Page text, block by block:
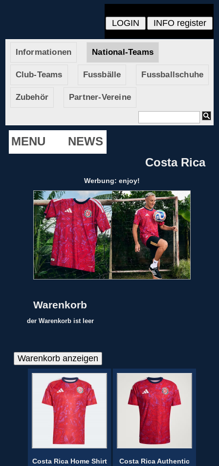
Informationen National-Teams
Club-Teams Fussbälle Fussballschuhe
Zubehör Partner-Vereine
MENU
NEWS
Costa Rica
Werbung: enjoy!
Warenkorb
der Warenkorb ist leer
Costa Rica Home Shirt
Costa Rica Authentic